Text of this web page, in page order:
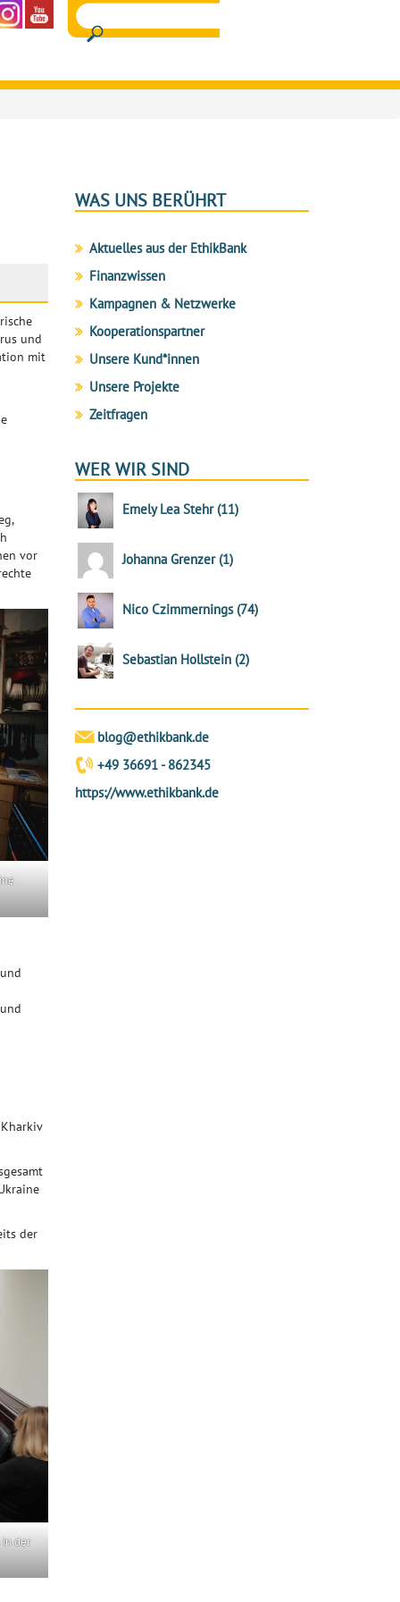
und
mit
vor
der
der
WAS UNS BERÜHRT
Aktuelles aus der EthikBank
Finanzwissen
Kampagnen & Netzwerke
Kooperationspartner
Unsere Kund*innen
Unsere Projekte
Zeitfragen
WER WIR SIND
Emely Lea Stehr (11)
Johanna Grenzer (1)
Nico Czimmernings (74)
Sebastian Hollstein (2)
blog@ethikbank.de
+49 36691 - 862345
https://www.ethikbank.de